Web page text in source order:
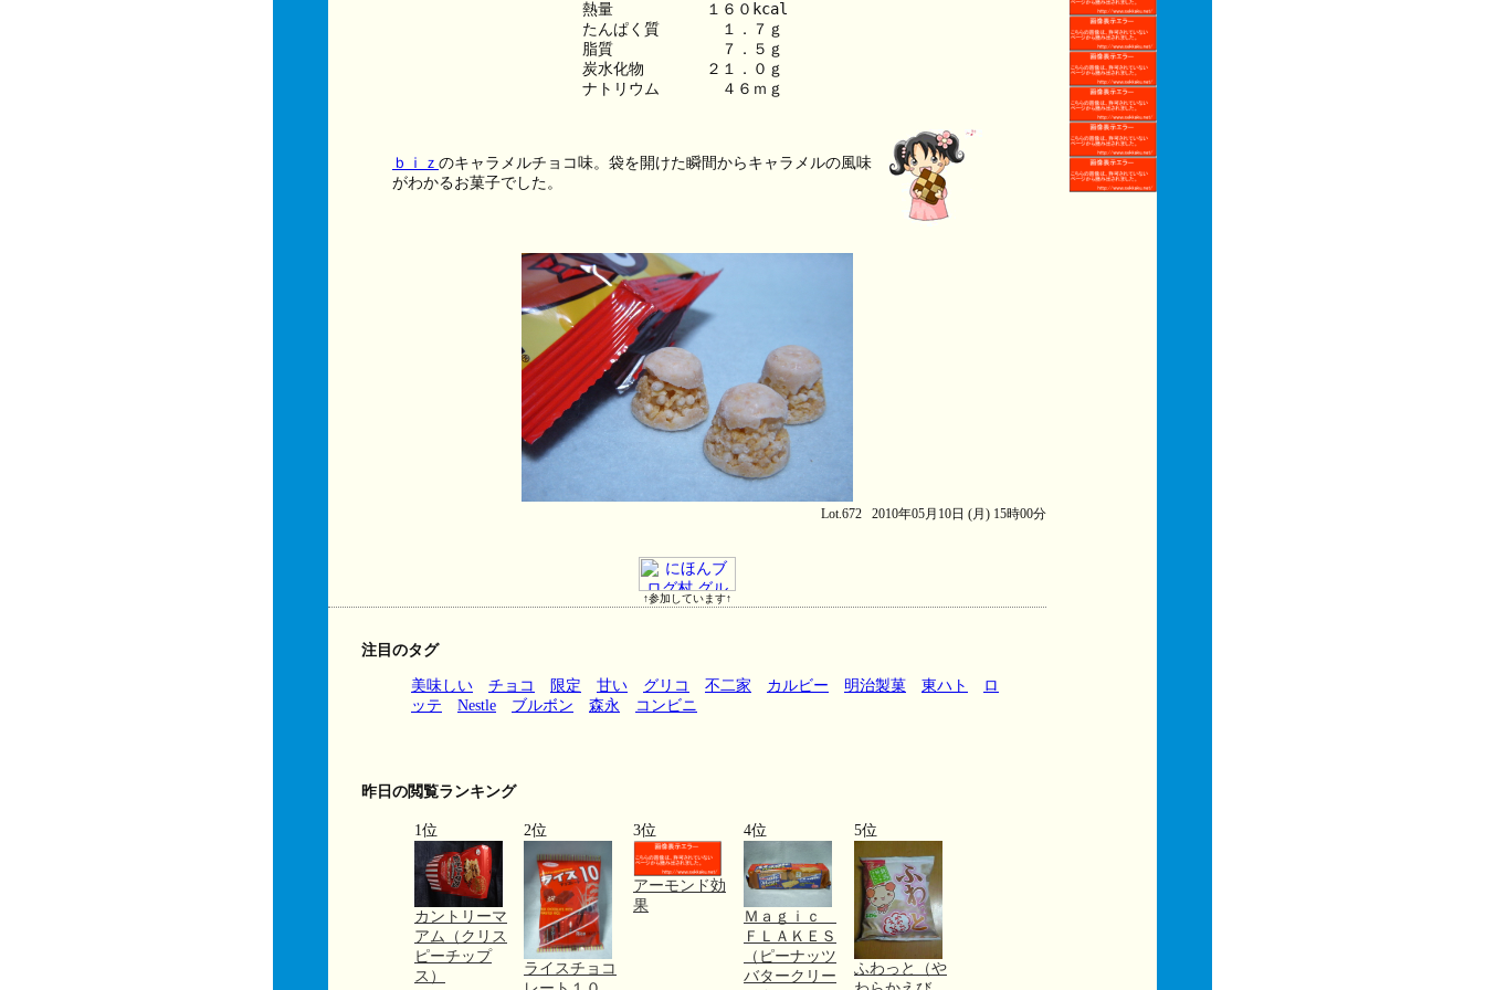
熱量　　　　　　１６０kcal
たんぱく質　　　　１．７ｇ
脂質　　　　　　　７．５ｇ
炭水化物　　　　２１．０ｇ
ナトリウム　　　　４６ｍｇ
ｂｉｚ のキャラメルチョコ味。袋を開けた瞬間からキャラメルの風味
がわかるお菓子でした。
Lot.672 2010年05月10日 (月) 15時00分
↑参加しています↑
注目のタグ
美味しい チョコ 限定 甘い グリコ 不二家 カルビー 明治製菓 東ハト
ロ
ッテ
Nestle ブルボン 森永 コンビニ
昨日の閲覧ランキング
1位
カントリーマ
アム（クリス
ピーチップ
ス）
2位
ライスチョコ
3位
アーモンド効
果
4位
Ｍａｇｉｃ
ＦＬＡＫＥＳ
（ピーナッツ
バタークリー
5位
ふわっと（や